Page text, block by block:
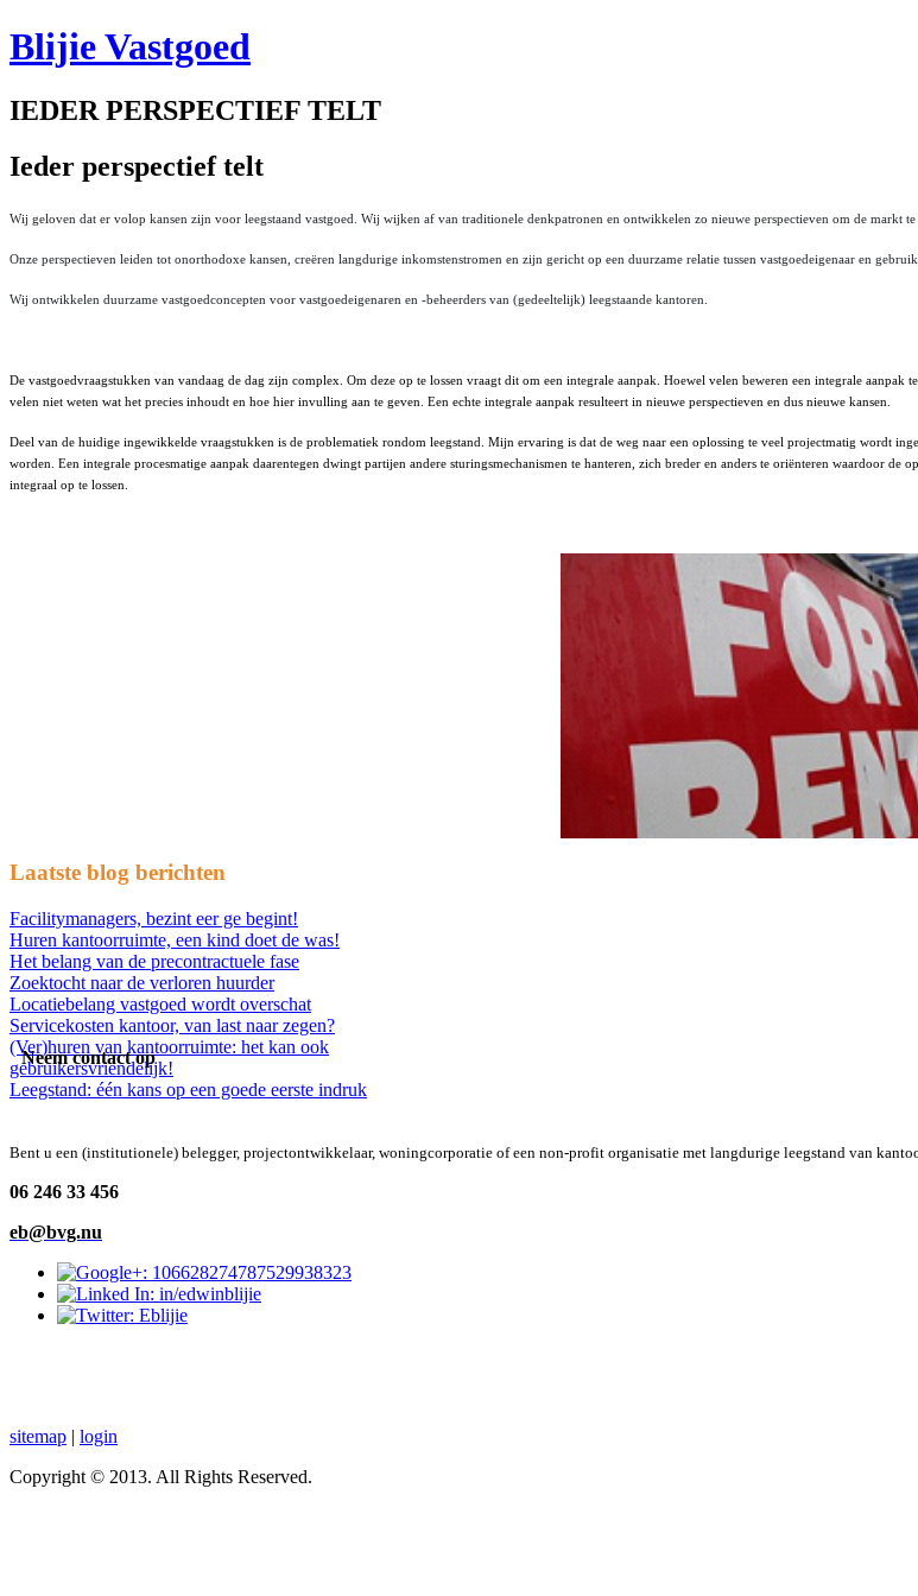
Blijie Vastgoed
IEDER PERSPECTIEF TELT
Ieder perspectief telt
Wij geloven dat er volop kansen zijn voor leegstaand vastgoed. Wij wijken af van traditionele denkpatronen en ontwikkelen zo nieuwe perspectieven om de markt te
Onze perspectieven leiden tot onorthodoxe kansen, creëren langdurige inkomstenstromen en zijn gericht op een duurzame relatie tussen vastgoedeigenaar en
Wij ontwikkelen duurzame vastgoedconcepten voor vastgoedeigenaren en -beheerders van (gedeeltelijk) leegstaande kantoren.
De vastgoedvraagstukken van vandaag de dag zijn complex. Om deze op te lossen vraagt dit om een integrale aanpak. Hoewel velen beweren een integrale
velen niet weten wat het precies inhoudt en hoe hier invulling aan te geven. Een echte integrale aanpak resulteert in nieuwe perspectieven en dus nieuwe kansen.
Deel van de huidige ingewikkelde vraagstukken is de problematiek rondom leegstand. Mijn ervaring is dat de weg naar een oplossing te veel projectmatig wordt
worden. Een integrale procesmatige aanpak daarentegen dwingt partijen andere sturingsmechanismen te hanteren, zich breder en anders te oriënteren waardoor
integraal op te lossen.
Laatste blog berichten
Facilitymanagers, bezint eer ge begint!
Huren kantoorruimte, een kind doet de was!
Het belang van de precontractuele fase
Zoektocht naar de verloren huurder
Locatiebelang vastgoed wordt overschat
Servicekosten kantoor, van last naar zegen?
(Ver)huren van kantoorruimte: het kan ook
gebruikersvriendelijk!
Leegstand: één kans op een goede eerste indruk
Neem contact op
Bent u een (institutionele) belegger, projectontwikkelaar, woningcorporatie of een non-profit organisatie met langdurige leegstand van
06 246 33 456
eb@bvg.nu
sitemap | login
Copyright © 2013. All Rights Reserved.